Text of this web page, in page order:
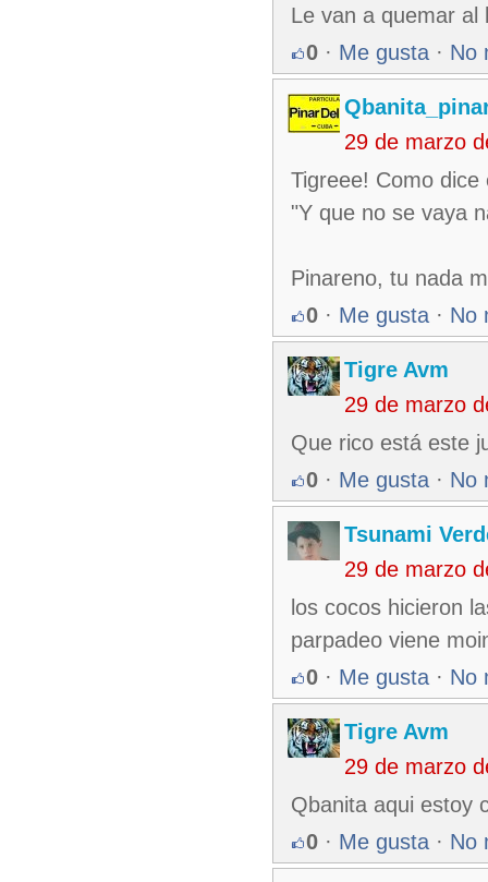
Le van a quemar al
0 · Me gusta · No
29 de marzo
Tigreee! Como dice
"Y que no se vaya
Pinareno, tu nada
0 · Me gusta · No
Tigre Avm
29 de marzo
Que rico está este
0 · Me gusta · No
Tsunami
29 de marzo
los cocos hicieron
parpadeo viene
0 · Me gusta · No
Tigre Avm
29 de marzo
Qbanita aqui estoy
0 · Me gusta · No